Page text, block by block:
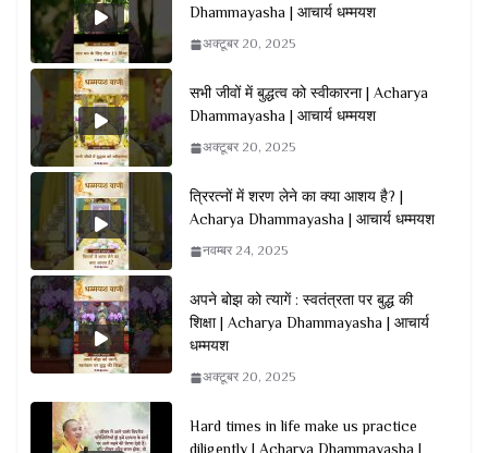
Dhammayasha | आचार्य धम्मयश
अक्टूबर 20, 2025
सभी जीवों में बुद्धत्व को स्वीकारना | Acharya
Dhammayasha | आचार्य धम्मयश
अक्टूबर 20, 2025
त्रिरत्नों में शरण लेने का क्या आशय है? |
Acharya Dhammayasha | आचार्य धम्मयश
नवम्बर 24, 2025
अपने बोझ को त्यागें : स्वतंत्रता पर बुद्ध की
शिक्षा | Acharya Dhammayasha | आचार्य
धम्मयश
अक्टूबर 20, 2025
Hard times in life make us practice
diligently | Acharya Dhammayasha |